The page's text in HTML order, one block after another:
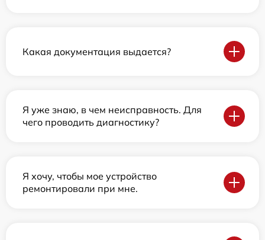
Какая документация выдается?
Я уже знаю, в чем неисправность. Для
чего проводить диагностику?
Я хочу, чтобы мое устройство
ремонтировали при мне.